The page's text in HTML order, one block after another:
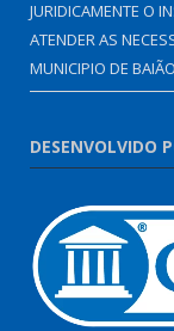
JURIDICAMENTE O
ATENDER AS
MUNICIPIO DE
DESENVOLVIDO